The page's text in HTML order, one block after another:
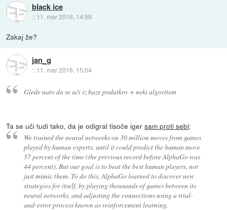
black ice
:: 11. mar 2016, 14:59
Zakaj že?
jan_g
:: 11. mar 2016, 15:04
Glede nato da se uči iz baze podatkov + neki algoritem
Ta se uči tudi tako, da je odigral tisoče igersam proti sebi:
We trained the neural networks on 30 million moves from games
played by human experts, until it could predict the human move
57 percent of the time (the previous record before AlphaGo was
44 percent). But our goal is to beat the best human players, not
just mimic them. To do this, AlphaGo learned to discover new
strategies for itself, by playing thousands of games between its
neural networks, and adjusting the connections using a trial-
and-error process known as reinforcement learning.